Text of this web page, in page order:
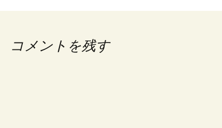
コメントを残す